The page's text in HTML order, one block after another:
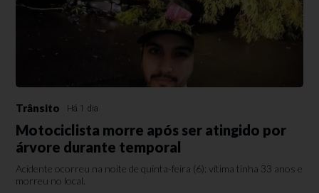
Trânsito Há 1 dia
Motociclista morre após ser atingido por
árvore durante temporal
Acidente ocorreu na noite de quinta-feira (6); vítima tinha 33 anos e
morreu no local.